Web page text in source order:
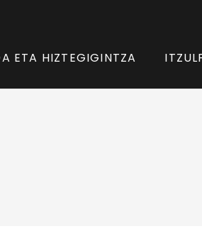
ETA HIZTEGIGINTZA